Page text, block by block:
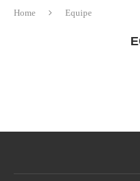
Home Equipe